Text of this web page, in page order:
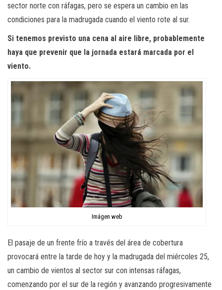
sector norte con ráfagas, pero se espera un cambio en las
condiciones para la madrugada cuando el viento rote al sur.
Si tenemos previsto una cena al aire libre, probablemente
haya que prevenir que la jornada estará marcada por el
viento.
Imágen web
El pasaje de un frente frío a través del área de cobertura
provocará entre la tarde de hoy y la madrugada del miércoles 25,
un cambio de vientos al sector sur con intensas ráfagas,
comenzando por el sur de la región y avanzando progresivamente